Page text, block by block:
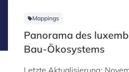
Mappings
Panorama des
Bau-Ökosystems
Letzte Aktualisierung: